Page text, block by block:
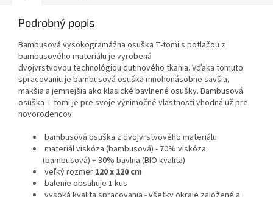
Podrobný popis
Bambusová vysokogramážna osuška T-tomi s potlačou z
bambusového materiálu je vyrobená
dvojvrstvovou technológiou dutinového tkania. Vďaka tomuto
spracovaniu je bambusová osuška mnohonásobne savšia,
mäkšia a jemnejšia ako klasické bavlnené osušky. Bambusová
osuška T-tomi je pre svoje výnimočné vlastnosti vhodná už pre
novorodencov.
bambusová osuška z dvojvrstvového materiálu
materiál viskóza (bambusová) - 70% viskóza
(bambusová) + 30% bavlna (BIO kvalita)
veľký rozmer 120 x 120 cm
balenie obsahuje 1 kus